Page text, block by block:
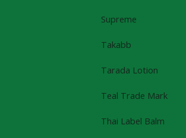
Supreme
Takabb
Tarada Lotion
Teal Trade Mark
Thai Label Balm